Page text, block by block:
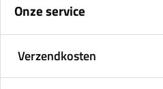
Onze service
Verzendkosten